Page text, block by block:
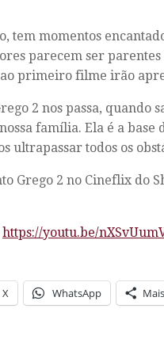
tem momentos
parecem ser
ao primeiro filme irão
2 nos passa, quando
família. Ela é a
ultrapassar todos os
Grego 2 no Cineflix do
https://youtu.be/
X WhatsApp Mais